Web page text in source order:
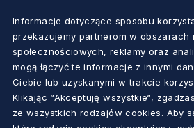
Winicjusz). Ponadto,
najlepszy spektakl autorski
2024/2025.
– To dla nas
spotkała się z
Informacje dotyczące sposobu
przekazujemy partnerom w obszarach
społecznościowych, reklamy oraz
mogą łączyć te informacje z innymi
Ciebie lub uzyskanymi w trakcie
Klikając “Akceptuję wszystkie“,
ze wszystkich rodzajów cookies. Aby